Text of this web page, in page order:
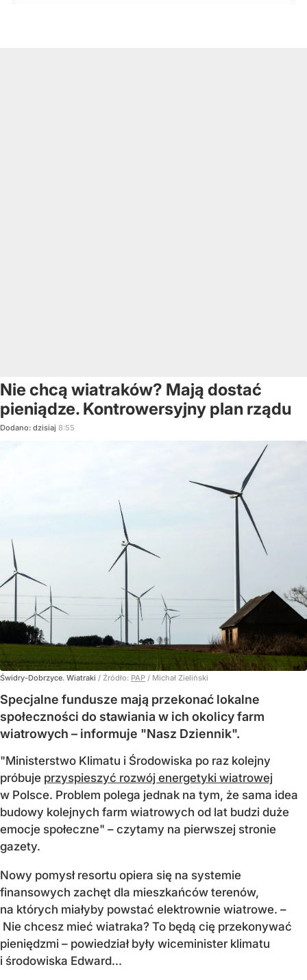
Nie chcą wiatraków? Mają dostać
pieniądze. Kontrowersyjny plan rządu
Dodano: dzisiaj 8:55
Świdry-Dobrzyce. Wiatraki / Źródło: PAP / Michał Zieliński
Specjalne fundusze mają przekonać lokalne
społeczności do stawiania w ich okolicy farm
wiatrowych – informuje "Nasz Dziennik".
"Ministerstwo Klimatu i Środowiska po raz kolejny
próbuje przyspieszyć rozwój energetyki wiatrowej
w Polsce. Problem polega jednak na tym, że sama idea
budowy kolejnych farm wiatrowych od lat budzi duże
emocje społeczne" – czytamy na pierwszej stronie
gazety.
Nowy pomysł resortu opiera się na systemie
finansowych zachęt dla mieszkańców terenów,
na których miałyby powstać elektrownie wiatrowe. –
Nie chcesz mieć wiatraka? To będą cię przekonywać
pieniędzmi – powiedział były wiceminister klimatu
i środowiska Edward...